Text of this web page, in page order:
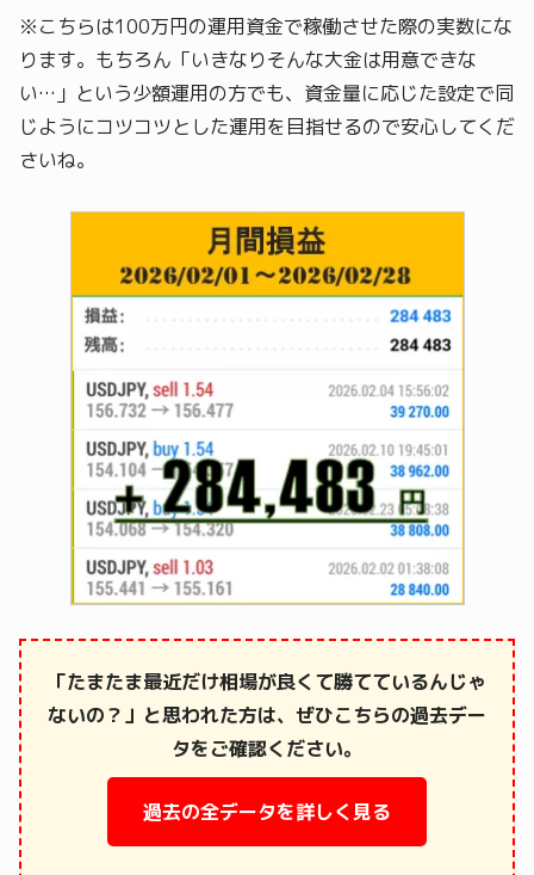
※こちらは100万円の運用資金で稼働させた際の実数にな
ります。もちろん「いきなりそんな大金は用意できな
い…」という少額運用の方でも、資金量に応じた設定で同
じようにコツコツとした運用を目指せるので安心してくだ
さいね。
「たまたま最近だけ相場が良くて勝てているんじゃ
ないの？」と思われた方は、ぜひこちらの過去デー
タをご確認ください。
過去の全データを詳しく見る